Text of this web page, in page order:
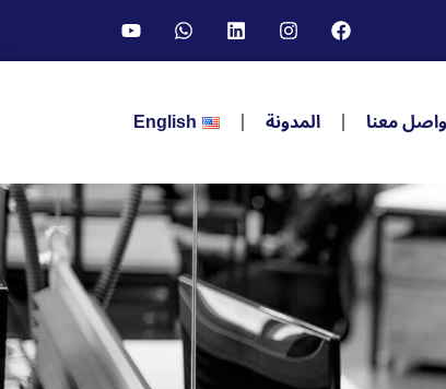
معنا المدونة English